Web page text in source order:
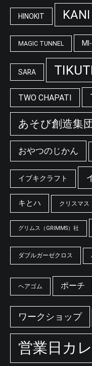
HINOKIT
MAGIC TUNNEL
SARA
TWO CHAPATI
あそび創造集
おやつのじかん
イブキクラフト
キとハ クリスマス
グリムス（GRIMMS）社
ダブルガーゼクロス
ヘアゴム ポーチ
ワークショップ
営業日カ